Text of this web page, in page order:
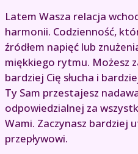
Latem Wasza relacja
harmonii. Codzienność,
źródłem napięć lub
miękkiego rytmu. Możesz
bardziej Cię słucha i
Ty Sam przestajesz
odpowiedzialnej za
Wami. Zaczynasz bardziej
przepływowi.